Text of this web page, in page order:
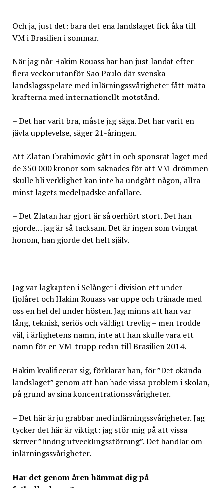
Och ja, just det: bara det ena landslaget fick åka till
VM i Brasilien i sommar.
När jag når Hakim Rouass har han just landat efter
flera veckor utanför Sao Paulo där svenska
landslagsspelare med inlärningssvårigheter fått mäta
krafterna med internationellt motstånd.
– Det har varit bra, måste jag säga. Det har varit en
jävla upplevelse, säger 21-åringen.
Att Zlatan Ibrahimovic gått in och sponsrat laget med
de 350 000 kronor som saknades för att VM-drömmen
skulle bli verklighet kan inte ha undgått någon, allra
minst lagets medelpadske anfallare.
– Det Zlatan har gjort är så oerhört stort. Det han
gjorde… jag är så tacksam. Det är ingen som tvingat
honom, han gjorde det helt själv.
Jag var lagkapten i Selånger i division ett under
fjolåret och Hakim Rouass var uppe och tränade med
oss en hel del under hösten. Jag minns att han var
lång, teknisk, seriös och väldigt trevlig – men trodde
väl, i ärlighetens namn, inte att han skulle vara ett
namn för en VM-trupp redan till Brasilien 2014.
Hakim kvalificerar sig, förklarar han, för ”Det okända
landslaget” genom att han hade vissa problem i skolan,
på grund av sina koncentrationssvårigheter.
– Det här är ju grabbar med inlärningssvårigheter. Jag
tycker det här är viktigt: jag stör mig på att vissa
skriver ”lindrig utvecklingsstörning”. Det handlar om
inlärningssvårigheter.
Har det genom åren hämmat dig på